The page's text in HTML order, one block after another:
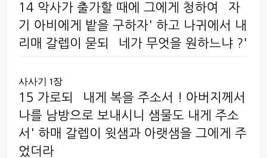
14 악사가 출가할 때에 그에게 청하여 `자
기 아비에게 밭을 구하자' 하고 나귀에서 내
리매 갈렙이 묻되 `네가 무엇을 원하느냐 ?'
사사기 1장
15 가로되 `내게 복을 주소서 ! 아버지께서
나를 남방으로 보내시니 샘물도 내게 주소
서' 하매 갈렙이 윗샘과 아랫샘을 그에게 주
었더라